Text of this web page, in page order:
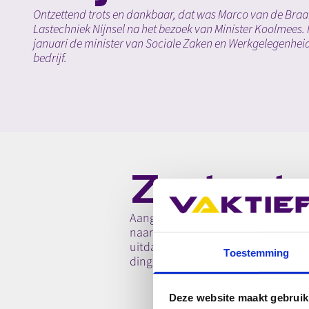
Toestemming
Deze website maakt
Ontzettend trots en dankbaar, dat was Marco van de
Lastechniek Nijnsel na het bezoek van Minister
januari de minister van Sociale Zaken en
bedrijf.
Zo
Aangetrokken door het ‘Keep on
naar hoe Marco en zijn team dit
uitdaging aan om te leren lassen
dingen die we doen’’ vertelt Marco